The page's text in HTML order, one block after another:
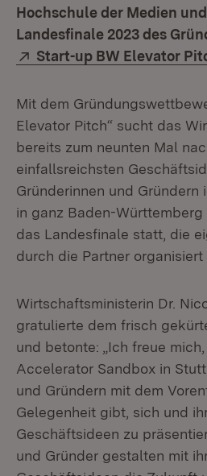
Hochschule der Medien
Landesfinale 2023 des
Extern:
Start-up BW Elevator
Mit dem
Elevator Pitch“ sucht das
bereits zum neunten Mal
einfallsreichsten
Gründerinnen und Gründern
in ganz Baden-
das Landesfinale statt, die
durch die Partner organisiert
Wirtschaftsministerin Dr.
gratulierte dem frisch
und betonte: „Ich freue
Accelerator Sandbox in
und Gründern mit dem
Gelegenheit gibt, sich und
Geschäftsideen zu
und Gründer gestalten mit